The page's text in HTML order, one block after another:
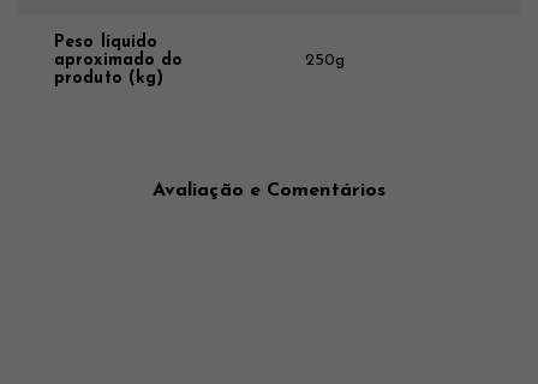
Peso líquido
aproximado do
produto (kg)
250g
Avaliação e Comentários